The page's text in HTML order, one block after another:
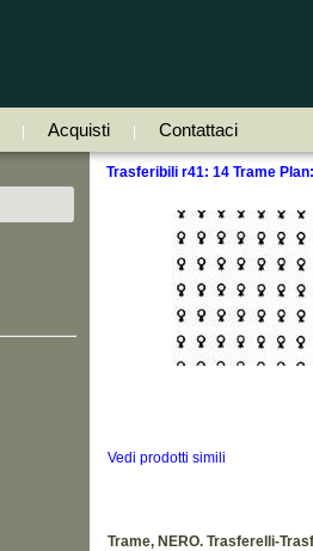
Acquisti Contattaci
Trasferibili r41: 14 Trame Plan:
Vedi prodotti simili
Trame, NERO. Trasferelli-